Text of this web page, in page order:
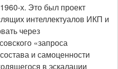
х. Это был проект
интеллектуалов ИКП и
через
«запроса
и самоценности
в эскалации